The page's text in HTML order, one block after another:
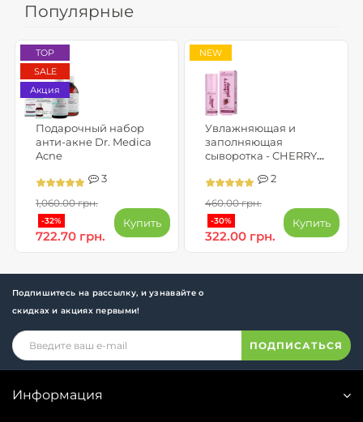
Популярные
TOP
SALE
Акция
Подарочный набор
анти-акне Dr. Medica
Acne
3
1,060.00 грн.
-32%
722.70 грн.
Купить
NEW
Увлажняющая и
заполняющая
сыворотка - CHERRY
2
460.00 грн.
-30%
322.00 грн.
Купить
Подпишитесь на рассылку, и узнавайте о
скидках и акциях первыми!
ПОДПИСАТЬСЯ
Информация